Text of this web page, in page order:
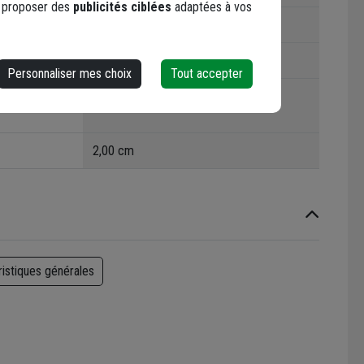
2
2,00 cm
générales
des publicités ciblées adaptées à vos
Personnaliser mes choix Tout accepter